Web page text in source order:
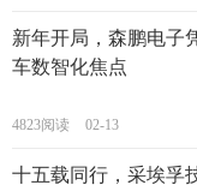
新年开局，森鹏电子
车数智化焦点
4823阅读 02-13
十五载同行，采埃孚